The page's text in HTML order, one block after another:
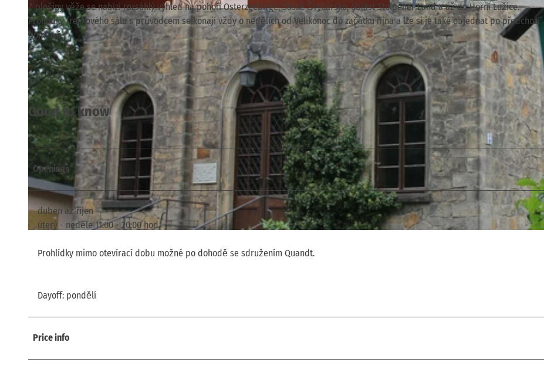
© TVSSW, Yvonne Brückner | CC-BY © TVSSW, Yvonne Brückner | CC-BY
Z plošiny věže se nabízí rozsáhlý výhled na pohoří Osterzgebirge, Saské Švýcarsko, oblast Stolpener Land a až do Horní Lužice.
Prohlídky freskového sálu s průvodcem se konají vždy o nedělích od Velikonoc do začátku října a lze si je také objednat po předchozí
domluvě.
Good to know
Openings
duben až říjen
úterý - neděle 11:00 - 20:00 hod.
Prohlídky mimo otevírací dobu možné po dohodě se sdružením Quandt.
Dayoff: pondělí
Price info